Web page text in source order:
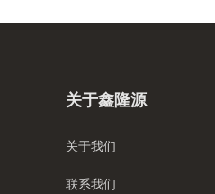
关于鑫隆源
关于我们
联系我们